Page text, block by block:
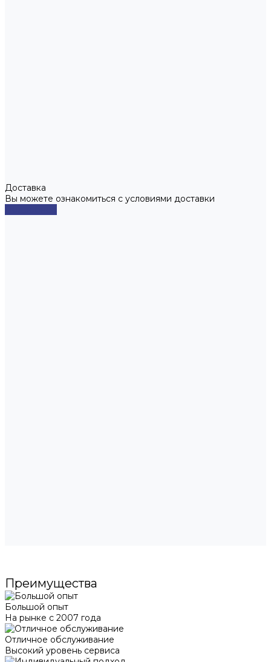
Доставка
Вы можете ознакомиться с условиями доставки
Преимущества
Большой опыт
На рынке с 2007 года
Отличное обслуживание
Высокий уровень сервиса